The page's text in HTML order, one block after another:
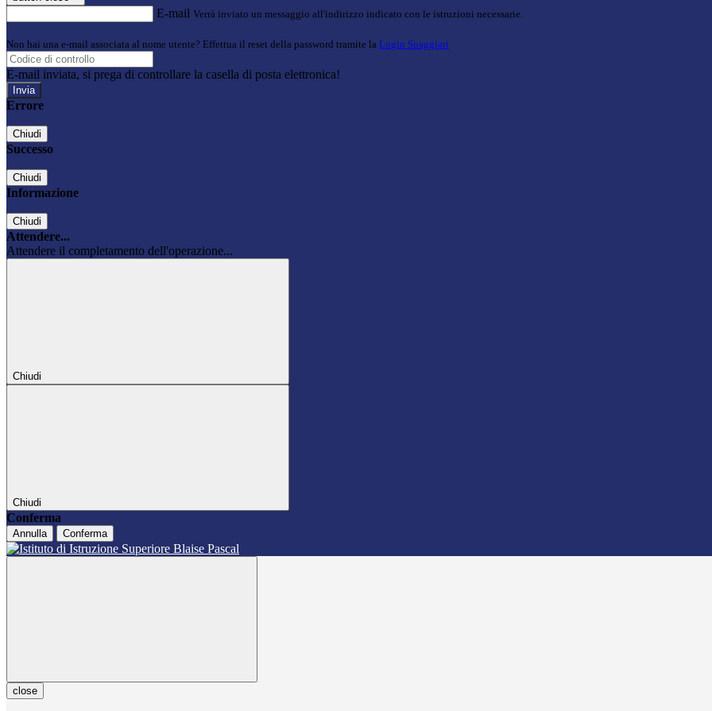
E-mail Verrà inviato un messaggio all'indirizzo indicato con le istruzioni necessarie.
Non hai una e-mail associata al nome utente? Effettua il reset della password tramite la Login Spaggiari
E-mail inviata, si prega di controllare la casella di posta elettronica!
Errore
Chiudi
Successo
Chiudi
Informazione
Chiudi
Attendere...
Attendere il completamento dell'operazione...
Chiudi
Chiudi
Conferma
Annulla Conferma
close